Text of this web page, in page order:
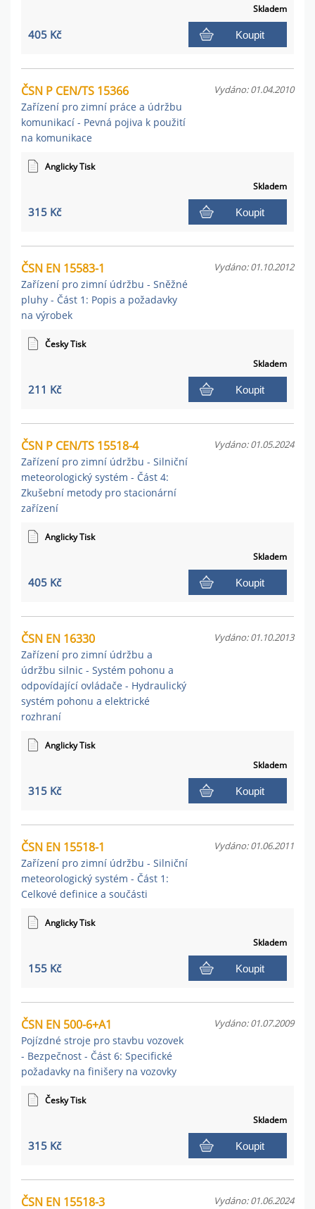
Skladem
405 Kč Koupit
ČSN P CEN/TS 15366
Zařízení pro zimní práce a údržbu
komunikací - Pevná pojiva k použití
na komunikace
Vydáno: 01.04.2010
Anglicky Tisk
Skladem
315 Kč Koupit
ČSN EN 15583-1
Zařízení pro zimní údržbu - Sněžné
pluhy - Část 1: Popis a požadavky
na výrobek
Vydáno: 01.10.2012
Česky Tisk
Skladem
211 Kč Koupit
ČSN P CEN/TS 15518-4
Zařízení pro zimní údržbu - Silniční
meteorologický systém - Část 4:
Zkušební metody pro stacionární
zařízení
Vydáno: 01.05.2024
Anglicky Tisk
Skladem
405 Kč Koupit
ČSN EN 16330
Zařízení pro zimní údržbu a
údržbu silnic - Systém pohonu a
odpovídající ovládače - Hydraulický
systém pohonu a elektrické
rozhraní
Vydáno: 01.10.2013
Anglicky Tisk
Skladem
315 Kč Koupit
ČSN EN 15518-1
Zařízení pro zimní údržbu - Silniční
meteorologický systém - Část 1:
Celkové definice a součásti
Vydáno: 01.06.2011
Anglicky Tisk
Skladem
155 Kč Koupit
ČSN EN 500-6+A1
Pojízdné stroje pro stavbu vozovek
- Bezpečnost - Část 6: Specifické
požadavky na finišery na vozovky
Vydáno: 01.07.2009
Česky Tisk
Skladem
315 Kč Koupit
ČSN EN 15518-3 Vydáno: 01.06.2024